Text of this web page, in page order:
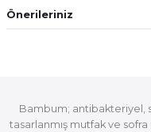
Önerileriniz
Bambum; antibakteriyel,
tasarlanmış mutfak ve